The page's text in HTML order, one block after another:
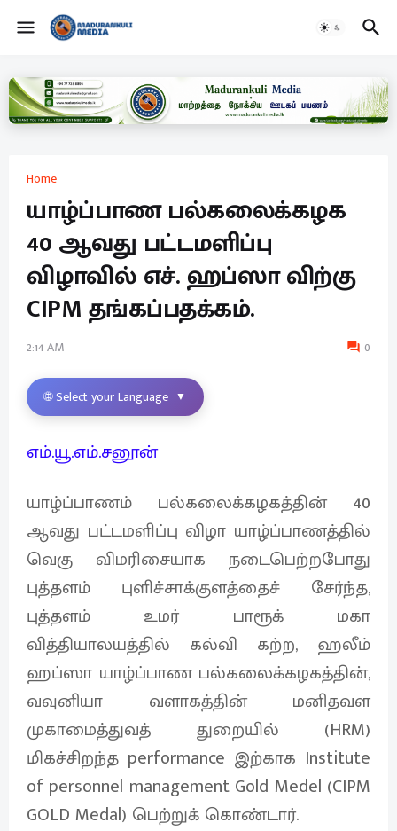
Home
யாழ்ப்பாண பல்கலைக்கழக
40 ஆவது பட்டமளிப்பு
விழாவில் எச். ஹப்ஸா விற்கு
CIPM தங்கப்பதக்கம்.
2:14 AM 0
🌐 Select your Language ▼
எம்.யூ.எம்.சனூன்
யாழ்ப்பாணம் பல்கலைக்கழகத்தின் 40
ஆவது பட்டமளிப்பு விழா யாழ்ப்பாணத்தில்
வெகு விமரிசையாக நடைபெற்றபோது
புத்தளம் புளிச்சாக்குளத்தைச் சேர்ந்த,
புத்தளம் உமர் பாரூக் மகா
வித்தியாலயத்தில் கல்வி கற்ற, ஹலீம்
ஹப்ஸா யாழ்ப்பாண பல்கலைக்கழகத்தின்,
வவுனியா வளாகத்தின் மனிதவள
முகாமைத்துவத் துறையில் (HRM)
மிகச்சிறந்த performance இற்காக Institute
of personnel management Gold Medel (CIPM
GOLD Medal) பெற்றுக் கொண்டார்.